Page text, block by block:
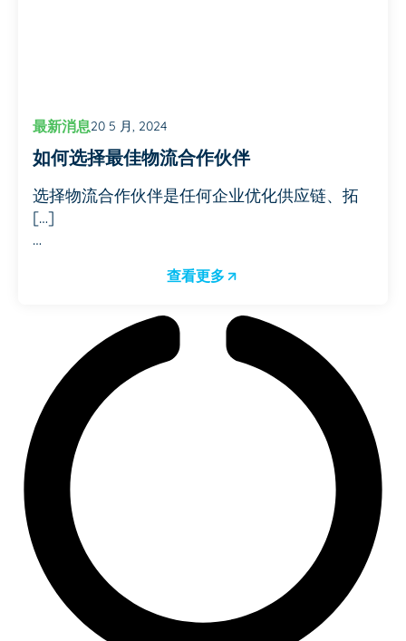
最新消息20 5 月, 2024
如何选择最佳物流合作伙伴
选择物流合作伙伴是任何企业优化供应链、拓
[…]
…
查看更多